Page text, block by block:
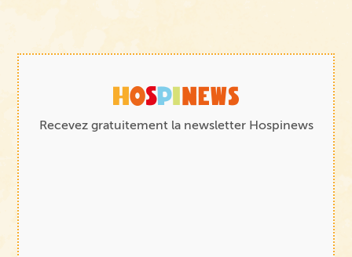
Recevez gratuitement la newsletter Hospinews